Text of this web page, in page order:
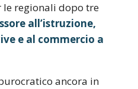
regionali dopo tre
all’istruzione,
e al commercio a
ancora in